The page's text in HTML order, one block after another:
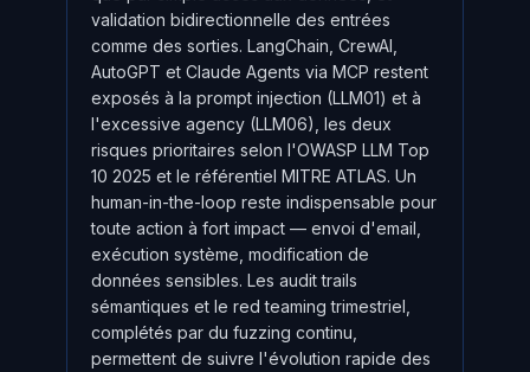
validation bidirectionnelle des entrées
comme des sorties. LangChain, CrewAI,
AutoGPT et Claude Agents via MCP restent
exposés à la prompt injection (LLM01) et à
l'excessive agency (LLM06), les deux
risques prioritaires selon l'OWASP LLM Top
10 2025 et le référentiel MITRE ATLAS. Un
human-in-the-loop reste indispensable pour
toute action à fort impact — envoi d'email,
exécution système, modification de
données sensibles. Les audit trails
sémantiques et le red teaming trimestriel,
complétés par du fuzzing continu,
permettent de suivre l'évolution rapide des